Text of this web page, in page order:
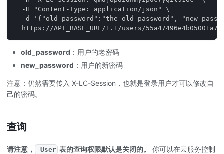
  -H "Content-Type: application/json" \
-d '{"old_password":"the_old_password",
https://API_BASE_URL/1.1/users/
old_password ：用户的老密码
new_password ：用户的新密码
注意：仍然需要传入 X-LC-Session，也就是登录用户才可以修改自
己的密码。
查询
请注意， _User 表的查询权限默认是关闭的。
你可以在云服务控制